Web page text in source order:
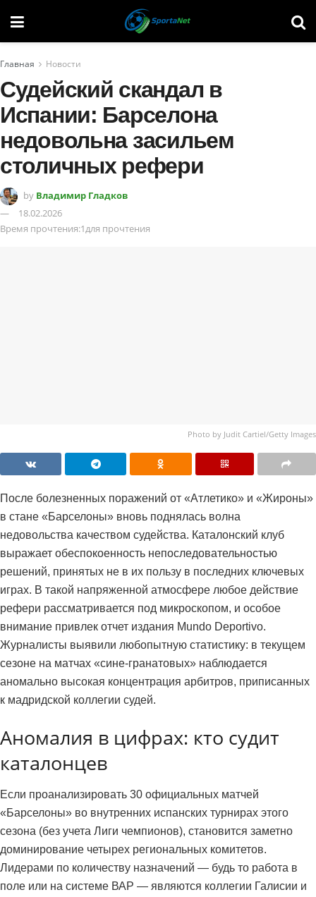
Главная Новости
Судейский скандал в
Испании: Барселона
недовольна засильем
столичных рефери
by Владимир Гладков
18.02.2026
Время прочтения:1для прочтения
Photo by Judit Cartiel/Getty Images
После болезненных поражений от «Атлетико» и «Жироны»
в стане «Барселоны» вновь поднялась волна
недовольства качеством судейства. Каталонский клуб
выражает обеспокоенность непоследовательностью
решений, принятых не в их пользу в последних ключевых
играх. В такой напряженной атмосфере любое действие
рефери рассматривается под микроскопом, и особое
внимание привлек отчет издания Mundo Deportivo.
Журналисты выявили любопытную статистику: в текущем
сезоне на матчах «сине-гранатовых» наблюдается
аномально высокая концентрация арбитров, приписанных
к мадридской коллегии судей.
Аномалия в цифрах: кто судит
каталонцев
Если проанализировать 30 официальных матчей
«Барселоны» во внутренних испанских турнирах этого
сезона (без учета Лиги чемпионов), становится заметно
доминирование четырех региональных комитетов.
Лидерами по количеству назначений — будь то работа в
поле или на системе ВАР — являются коллегии Галисии и